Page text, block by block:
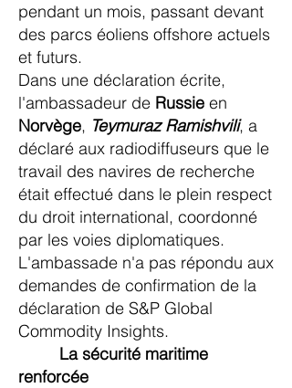
pendant un mois, passant devant
des parcs éoliens offshore actuels
et futurs.
Dans une déclaration écrite,
l'ambassadeur de Russie en
Norvège, Teymuraz Ramishvili, a
déclaré aux radiodiffuseurs que le
travail des navires de recherche
était effectué dans le plein respect
du droit international, coordonné
par les voies diplomatiques.
L'ambassade n'a pas répondu aux
demandes de confirmation de la
déclaration de S&P Global
Commodity Insights.
La sécurité maritime
renforcée